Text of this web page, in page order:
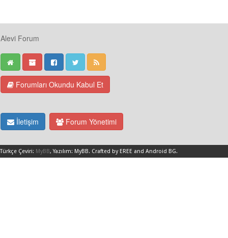
Alevi Forum
Forumları Okundu Kabul Et
İletişim Forum Yönetimi
Türkçe Çeviri: MyBB, Yazılım: MyBB. Crafted by EREE and Android BG.